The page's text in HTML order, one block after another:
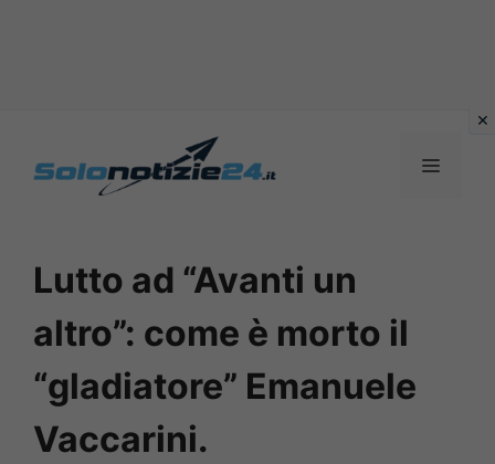
MENU
Lutto ad “Avanti un
altro”: come è morto il
“gladiatore” Emanuele
Vaccarini.